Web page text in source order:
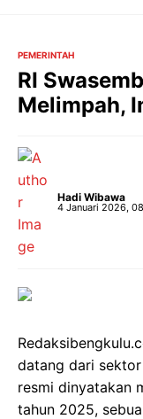
PEMERINTAH
RI
Melimpah,
Hadi Wibawa
4 Januari 2026,
datang dari sektor
resmi dinyatakan
tahun 2025,